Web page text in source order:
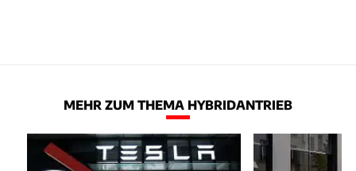
MEHR ZUM THEMA HYBRIDANTRIEB